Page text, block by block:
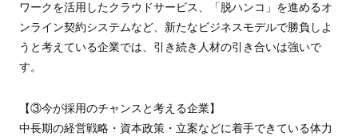
ワークを活用したクラウドサービス、「脱ハンコ」を進めるオ
ンライン契約システムなど、新たなビジネスモデルで勝負しよ
うと考えている企業では、引き続き人材の引き合いは強いで
す。
【③今が採用のチャンスと考える企業】
中長期の経営戦略・資本政策・立案などに着手できている体力